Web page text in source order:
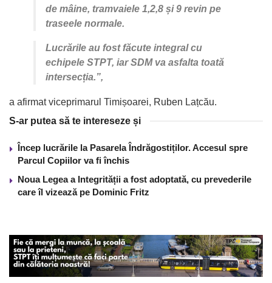
de mâine, tramvaiele 1,2,8 și 9 revin pe
traseele normale.
Lucrările au fost făcute integral cu
echipele STPT, iar SDM va asfalta toată
intersecția.”,
a afirmat viceprimarul Timișoarei, Ruben Lațcău.
S-ar putea să te intereseze și
Încep lucrările la Pasarela Îndrăgostiților. Accesul spre
Parcul Copiilor va fi închis
Noua Legea a Integrității a fost adoptată, cu prevederile
care îl vizează pe Dominic Fritz